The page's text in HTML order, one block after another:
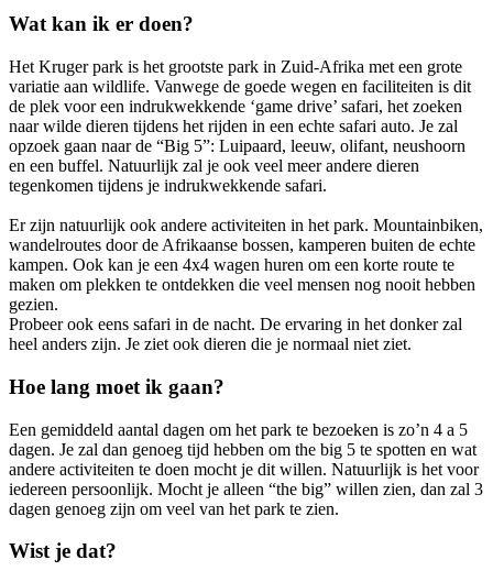
Wat kan ik er doen?
Het Kruger park is het grootste park in Zuid-Afrika met een grote
variatie aan wildlife. Vanwege de goede wegen en faciliteiten is dit
de plek voor een indrukwekkende ‘game drive’ safari, het zoeken
naar wilde dieren tijdens het rijden in een echte safari auto. Je zal
opzoek gaan naar de “Big 5”: Luipaard, leeuw, olifant, neushoorn
en een buffel. Natuurlijk zal je ook veel meer andere dieren
tegenkomen tijdens je indrukwekkende safari.
Er zijn natuurlijk ook andere activiteiten in het park. Mountainbiken,
wandelroutes door de Afrikaanse bossen, kamperen buiten de echte
kampen. Ook kan je een 4x4 wagen huren om een korte route te
maken om plekken te ontdekken die veel mensen nog nooit hebben
gezien.
Probeer ook eens safari in de nacht. De ervaring in het donker zal
heel anders zijn. Je ziet ook dieren die je normaal niet ziet.
Hoe lang moet ik gaan?
Een gemiddeld aantal dagen om het park te bezoeken is zo’n 4 a 5
dagen. Je zal dan genoeg tijd hebben om the big 5 te spotten en wat
andere activiteiten te doen mocht je dit willen. Natuurlijk is het voor
iedereen persoonlijk. Mocht je alleen “the big” willen zien, dan zal 3
dagen genoeg zijn om veel van het park te zien.
Wist je dat?